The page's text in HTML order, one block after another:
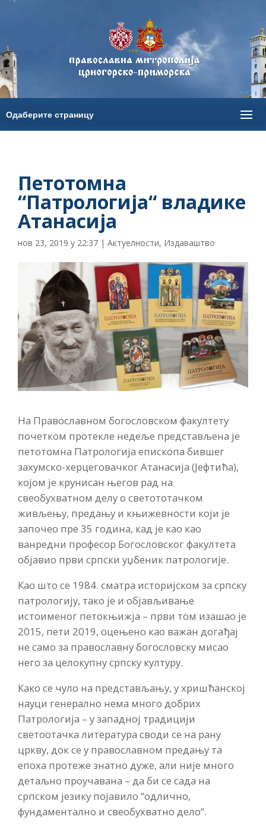
Петотомна
“Патрологија“ владике
Атанасија
нов 23, 2019 у 22:37 | Актуелности, Издаваштво
На Православном богословском факултету
почетком протекле недеље представљена је
петотомна Патрологија епископа бившег
захумско-херцеговачког Атанасија (Јефтића),
којом је крунисан његов рад на
свеобухватном делу о светототачком
живљењу, предању и књижевности који је
започео пре 35 година, кад је као као
ванредни професор Богословског факултета
објавио први српски уџбеник патрологије.
Као што се 1984. сматра историјском за српску
патрологију, тако је и објављивање
истоименог петокњижја – први том изашао је
2015, пети 2019, оцењено као важан догађај
не само за православну богословску мисао
него за целокупну српску културу.
Како се чуло на представљању, у хришћанској
науци генерално нема много добрих
Патрологија – у западној традицији
светоотачка литература своди се на рану
цркву, док се у православном предању та
епоха протеже знатно дуже, али није много
детаљно проучавана – да би се сада на
српском језику појавило “одлично,
фундаментално и свеобухватно дело“.